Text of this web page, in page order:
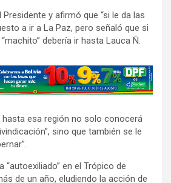
y afirmó que “si le da las
a ir a La Paz, pero señaló que si
debería ir hasta Lauca Ñ.
esa región no solo conocerá
sino que también se le
“autoexiliado” en el Trópico de
de un año, eludiendo la acción de